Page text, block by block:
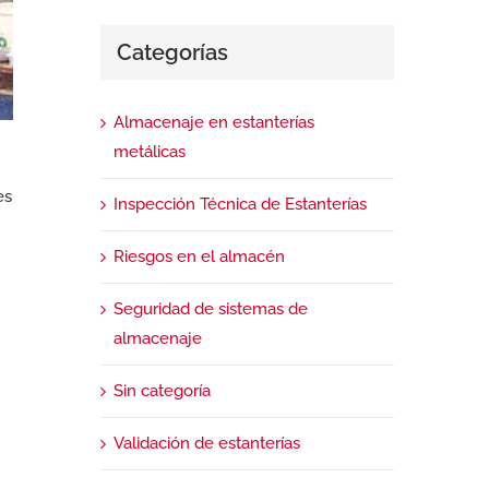
Categorías
Almacenaje en estanterías
metálicas
Inspección Técnica de Estanterías
Riesgos en el almacén
Seguridad de sistemas de
almacenaje
Sin categoría
Validación de estanterías